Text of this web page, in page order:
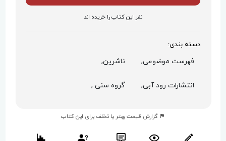
نفر این کتاب را خریده اند
دسته بندی:
فهرست موضوعی, ناشرین,
انتشارات رود آبی, گروه سنی ,
گزارش قیمت بهتر یا تخلف برای این کتاب